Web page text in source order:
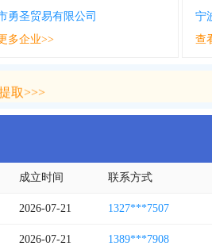
勇圣贸易有限公司
多企业>>
宁
查
取>>>
成立时间 联系方式
2026-07-21 1327***7507
2026-07-21 1389***7908